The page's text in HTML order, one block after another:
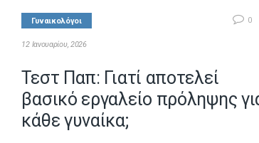
Γυναικολόγοι
12 Ιανουαρίου, 2026
0
Τεστ Παπ: Γιατί αποτελεί
βασικό εργαλείο πρόληψης
κάθε γυναίκα;